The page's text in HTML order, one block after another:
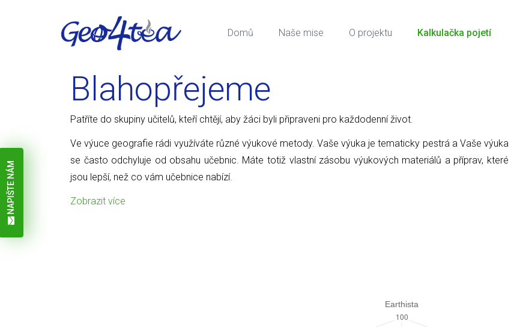
Domů Naše mise O projektu Kalkulačka pojetí
NAPIŠTE NÁM
Blahopřejeme
Patříte do skupiny učitelů, kteří chtějí, aby žáci byli připraveni pro každodenní život.
Ve výuce geografie rádi využíváte různé výukové metody. Vaše výuka je tematicky pestrá a Vaše výuka
se často odchyluje od obsahu učebnic. Máte totiž vlastní zásobu výukových materiálů a příprav, které
jsou lepší, než co vám učebnice nabízí.
Zobrazit více